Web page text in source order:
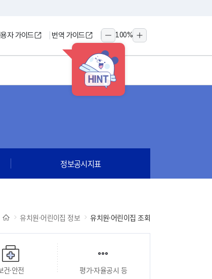
HINT
자 가이드 번역 가이드
축소
100%
확대
정보공시지표
유치원·어린이집 정보 유치원·어린이집 조회
건·안전 평가·자율공시 등